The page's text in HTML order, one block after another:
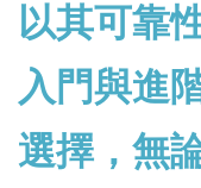
以其可靠
入門與進
選擇，無